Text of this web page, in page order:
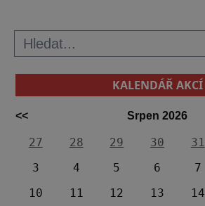
KALENDÁŘ AKCÍ
<< Srpen 2026
27 28 29 30 31
3
4 5 6 7
10
11 12 13 14